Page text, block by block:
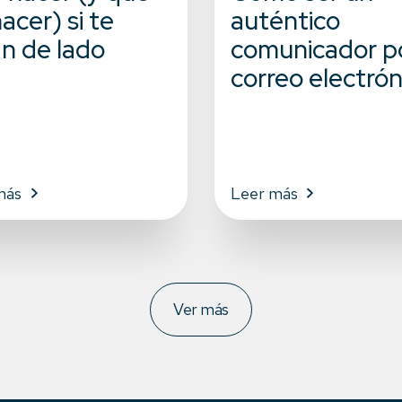
si te
de lado
auténtico
comunicador
correo
Leer más
Ver más